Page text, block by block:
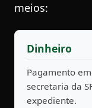
meios:
Dinheiro
Pagamento
secretaria da
expediente.